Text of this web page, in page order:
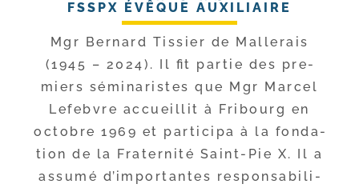
FSSPX ÉVÊQUE AUXILIAIRE
Mgr Bernard Tissier de Mallerais
(1945 – 2024). Il fit par­tie des pre­
miers sémi­na­ristes que Mgr Marcel
Lefebvre accueillit à Fribourg en
octobre 1969 et par­ti­ci­pa à la fon­da­
tion de la Fraternité Saint-​Pie X. Il a
assu­mé d’im­por­tantes res­pon­sa­bi­li­